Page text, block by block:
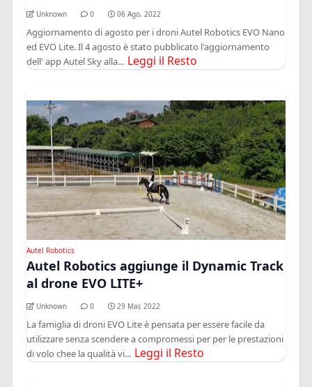
Unknown 0 06 Ago, 2022
Aggiornamento di agosto per i droni Autel Robotics EVO Nano
ed EVO Lite. Il 4 agosto è stato pubblicato l'aggiornamento
dell' app Autel Sky alla... Leggi il Resto
Autel Robotics
Autel Robotics aggiunge il Dynamic Track
al drone EVO LITE+
Unknown 0 29 Mar, 2022
La famiglia di droni EVO Lite è pensata per essere facile da
utilizzare senza scendere a compromessi per per le prestazioni
di volo chee la qualità vi... Leggi il Resto